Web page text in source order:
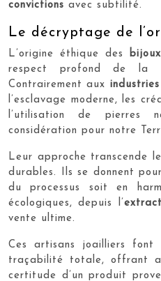
convictions avec subtilité.
Le décryptage de
L’origine éthique des
respect profond de la
Contrairement aux
l’esclavage moderne, les
l’utilisation de pierres
considération pour notre
Leur approche transcende
durables. Ils se donnent
du processus soit en
écologiques, depuis l’
vente ultime.
Ces artisans joailliers font
traçabilité totale, offrant
certitude d’un produit